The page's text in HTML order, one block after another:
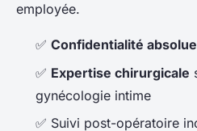
employée.
✅ Confidentialité absolue
✅ Expertise chirurgicale
gynécologie intime
✅ Suivi post-opératoire